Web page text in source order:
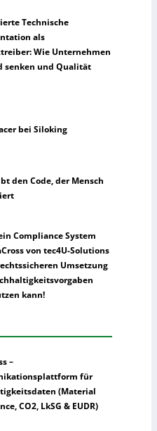
Technische
als
Wie Unternehmen
senken und Qualität
bei Siloking
den Code, der Mensch
Compliance System
von tec4U-Solutions
Umsetzung
kann!
–
für
(Material
CO2, LkSG & EUDR)